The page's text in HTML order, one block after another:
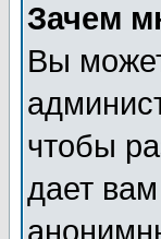
Зачем
Вы
чтобы
дает